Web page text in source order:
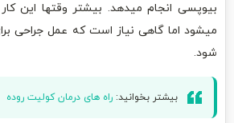
بیوپسی انجام میدهد. بیشتر وقتها این
میشود اما گاهی نیاز است که عمل جراحی
شود.
بیشتر بخوانید: راه های درمان کولیت روده